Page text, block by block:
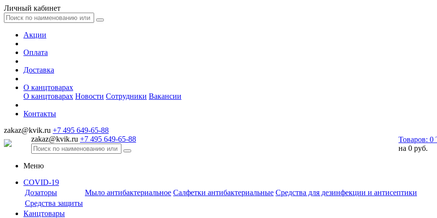
Личный кабинет
Акции
Оплата
Доставка
О канцтоварах
О канцтоварах Новости Сотрудники Вакансии
Контакты
zakaz@kvik.ru +7 495 649-65-88
zakaz@kvik.ru +7 495 649-65-88 Товаров: 0
на 0 руб.
Меню
COVID-19
Дозаторы
Мыло антибактериальное Салфетки антибактериальные Средства для дезинфекции и антисептики
Средства защиты
Канцтовары